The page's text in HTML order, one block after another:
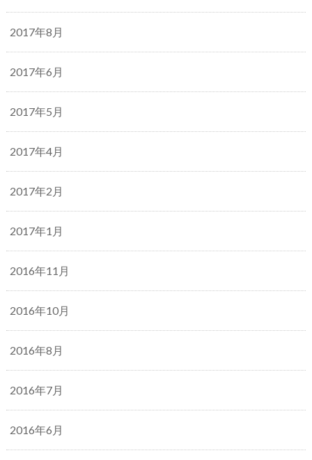
2017年8月
2017年6月
2017年5月
2017年4月
2017年2月
2017年1月
2016年11月
2016年10月
2016年8月
2016年7月
2016年6月